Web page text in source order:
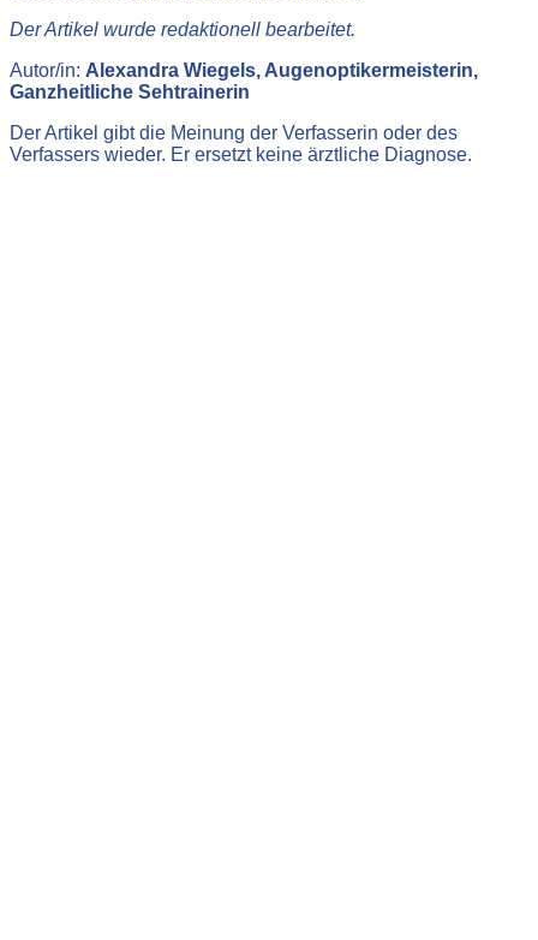
Der Artikel wurde redaktionell bearbeitet.
Autor/in: Alexandra Wiegels, Augenoptikermeisterin,
Ganzheitliche Sehtrainerin
Der Artikel gibt die Meinung der Verfasserin oder des
Verfassers wieder. Er ersetzt keine ärztliche Diagnose.